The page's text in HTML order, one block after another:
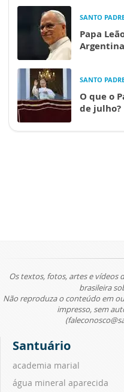
SANTO
Papa
SANTO
O que o
de julho?
Os textos, fotos, artes e vídeos
brasileira
Não reproduza o conteúdo em
impresso, sem
Santuário
academia marial
água mineral aparecida